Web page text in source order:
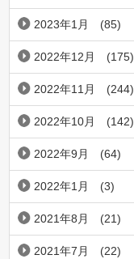
2023年1月 (85)
2022年12月 (175)
2022年11月 (244)
2022年10月 (142)
2022年9月 (64)
2022年1月 (3)
2021年8月 (21)
2021年7月 (22)